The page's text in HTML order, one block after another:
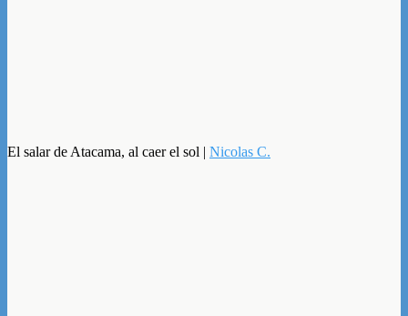
El salar de Atacama, al caer el sol | Nicolas C.